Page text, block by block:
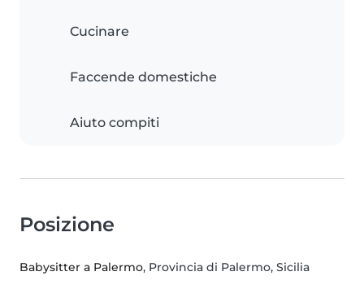
Cucinare
Faccende domestiche
Aiuto compiti
Posizione
Babysitter a Palermo, Provincia di Palermo, Sicilia